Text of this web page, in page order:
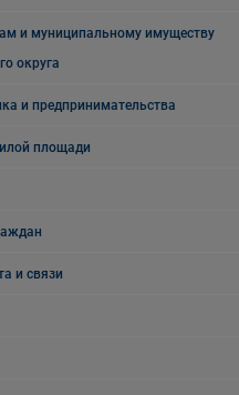
и муниципальному имуществу
округа
и предпринимательства
площади
и связи